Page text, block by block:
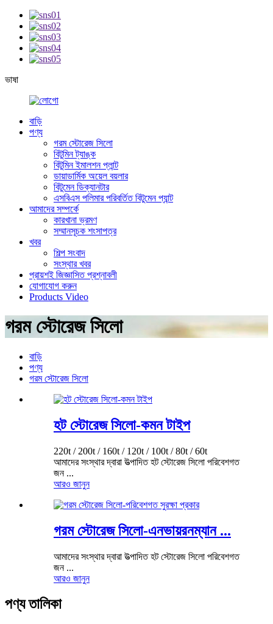
ভাষা
বাড়ি
পণ্য
গরম স্টোরেজ সিলো
বিটুমিন ট্যাঙ্ক
বিটুমিন ইমালশন প্লান্ট
ডায়াডার্মিক অয়েল বয়লার
বিটুমেন ডিক্যানটার
এসবিএস পলিমার পরিবর্তিত বিটুমেন প্যান্ট
আমাদের সম্পর্কে
কারখানা ভ্রমণ
সম্মানসূচক শংসাপত্র
খবর
শিল্প সংবাদ
সংস্থার খবর
প্রায়শই জিজ্ঞাসিত প্রশ্নাবলী
যোগাযোগ করুন
Products Video
গরম স্টোরেজ সিলো
বাড়ি
পণ্য
গরম স্টোরেজ সিলো
হট স্টোরেজ সিলো-কমন টাইপ
220t / 200t / 160t / 120t / 100t / 80t / 60t
আমাদের সংস্থার দ্বারা উত্পাদিত হট স্টোরেজ সিলো পরিবেশগত
জন ...
আরও জানুন
গরম স্টোরেজ সিলো-এনভায়রনম্যান ...
আমাদের সংস্থার দ্বারা উত্পাদিত হট স্টোরেজ সিলো পরিবেশগত
জন ...
আরও জানুন
পণ্য তালিকা